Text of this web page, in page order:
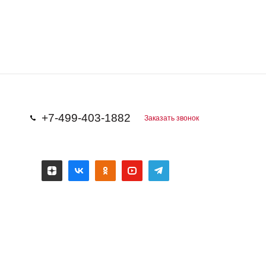
+7-499-403-1882 Заказать звонок